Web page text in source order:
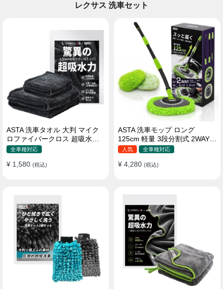
レクサス 洗車セット
ASTA 洗車タオル 大判 マイク
ロファイバークロス 超吸水ツ
イストパイル 洗車クロス 傷防
全車種対応
¥ 1,580 (税込)
ASTA 洗車モップ ロング
125cm 軽量 3段分割式 2WAY
洗車ブラシ スポンジ 高吸水 マ
110°可動ヘッド 15°カーブ設計
人気 全車種対応
¥ 4,280 (税込)